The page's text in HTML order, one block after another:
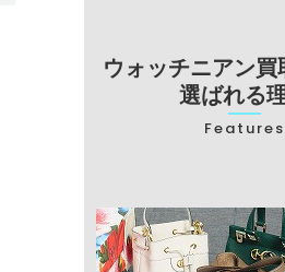
ウォッチニアン買
選ばれる
Features